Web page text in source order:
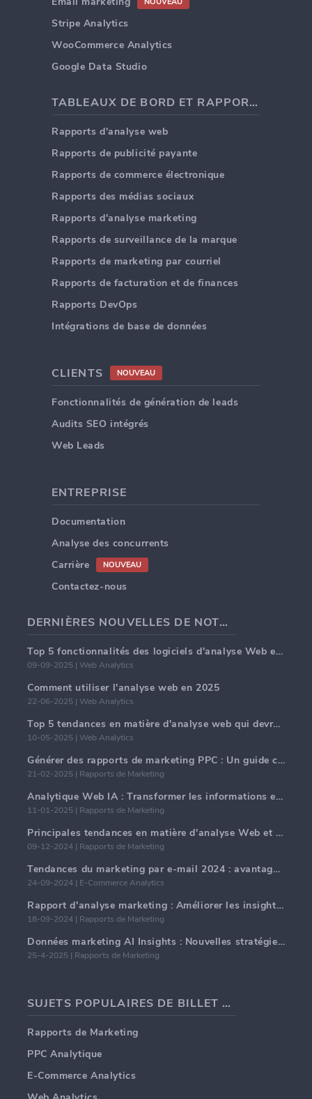
Stripe Analytics
WooCommerce Analytics
Google Data Studio
TABLEAUX DE BORD ET RAPPORTS
Rapports d'analyse web
Rapports de publicité payante
Rapports de commerce électronique
Rapports des médias sociaux
Rapports d'analyse marketing
Rapports de surveillance de la marque
Rapports de marketing par courriel
Rapports de facturation et de finances
Rapports DevOps
Intégrations de base de données
CLIENTS NOUVEAU
Fonctionnalités de génération de leads
Audits SEO intégrés
Web Leads
ENTREPRISE
Documentation
Analyse des concurrents
Carrière
NOUVEAU
Contactez-nous
DERNIÈRES NOUVELLES DE NOTRE BLOG
Top 5 fonctionnalités des logiciels d'analyse Web en 2025
09-09-2025 | Web Analytics
Comment utiliser l'analyse web en 2025
22-06-2025 | Web Analytics
Top 5 tendances en matière d'analyse web qui devraient dominer en 2025
10-05-2025 | Web Analytics
Générer des rapports de marketing PPC : Un guide complet
21-02-2025 | Rapports de Marketing
Analytique Web IA : Transformer les informations en données avec précision
11-01-2025 | Rapports de Marketing
Principales tendances en matière d'analyse Web et d'IA en 2024
09-12-2024 | Rapports de Marketing
Tendances du marketing par e-mail 2024 : avantages de l'hyper-personnalisation
24-09-2024 | E-Commerce Analytics
Rapport d'analyse marketing : Améliorer les insights commerciaux
18-09-2024 | Rapports de Marketing
Données marketing AI Insights : Nouvelles stratégies commerciales pour 2024
25-4-2025 | Rapports de Marketing
SUJETS POPULAIRES DE BILLET DE BLOG
Rapports de Marketing
PPC Analytique
E-Commerce Analytics